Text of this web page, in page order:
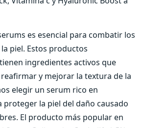
es esencial para combatir los
piel. Estos productos
ingredientes activos que
y mejorar la textura de la
elegir un serum rico en
proteger la piel del daño causado
El producto más popular en